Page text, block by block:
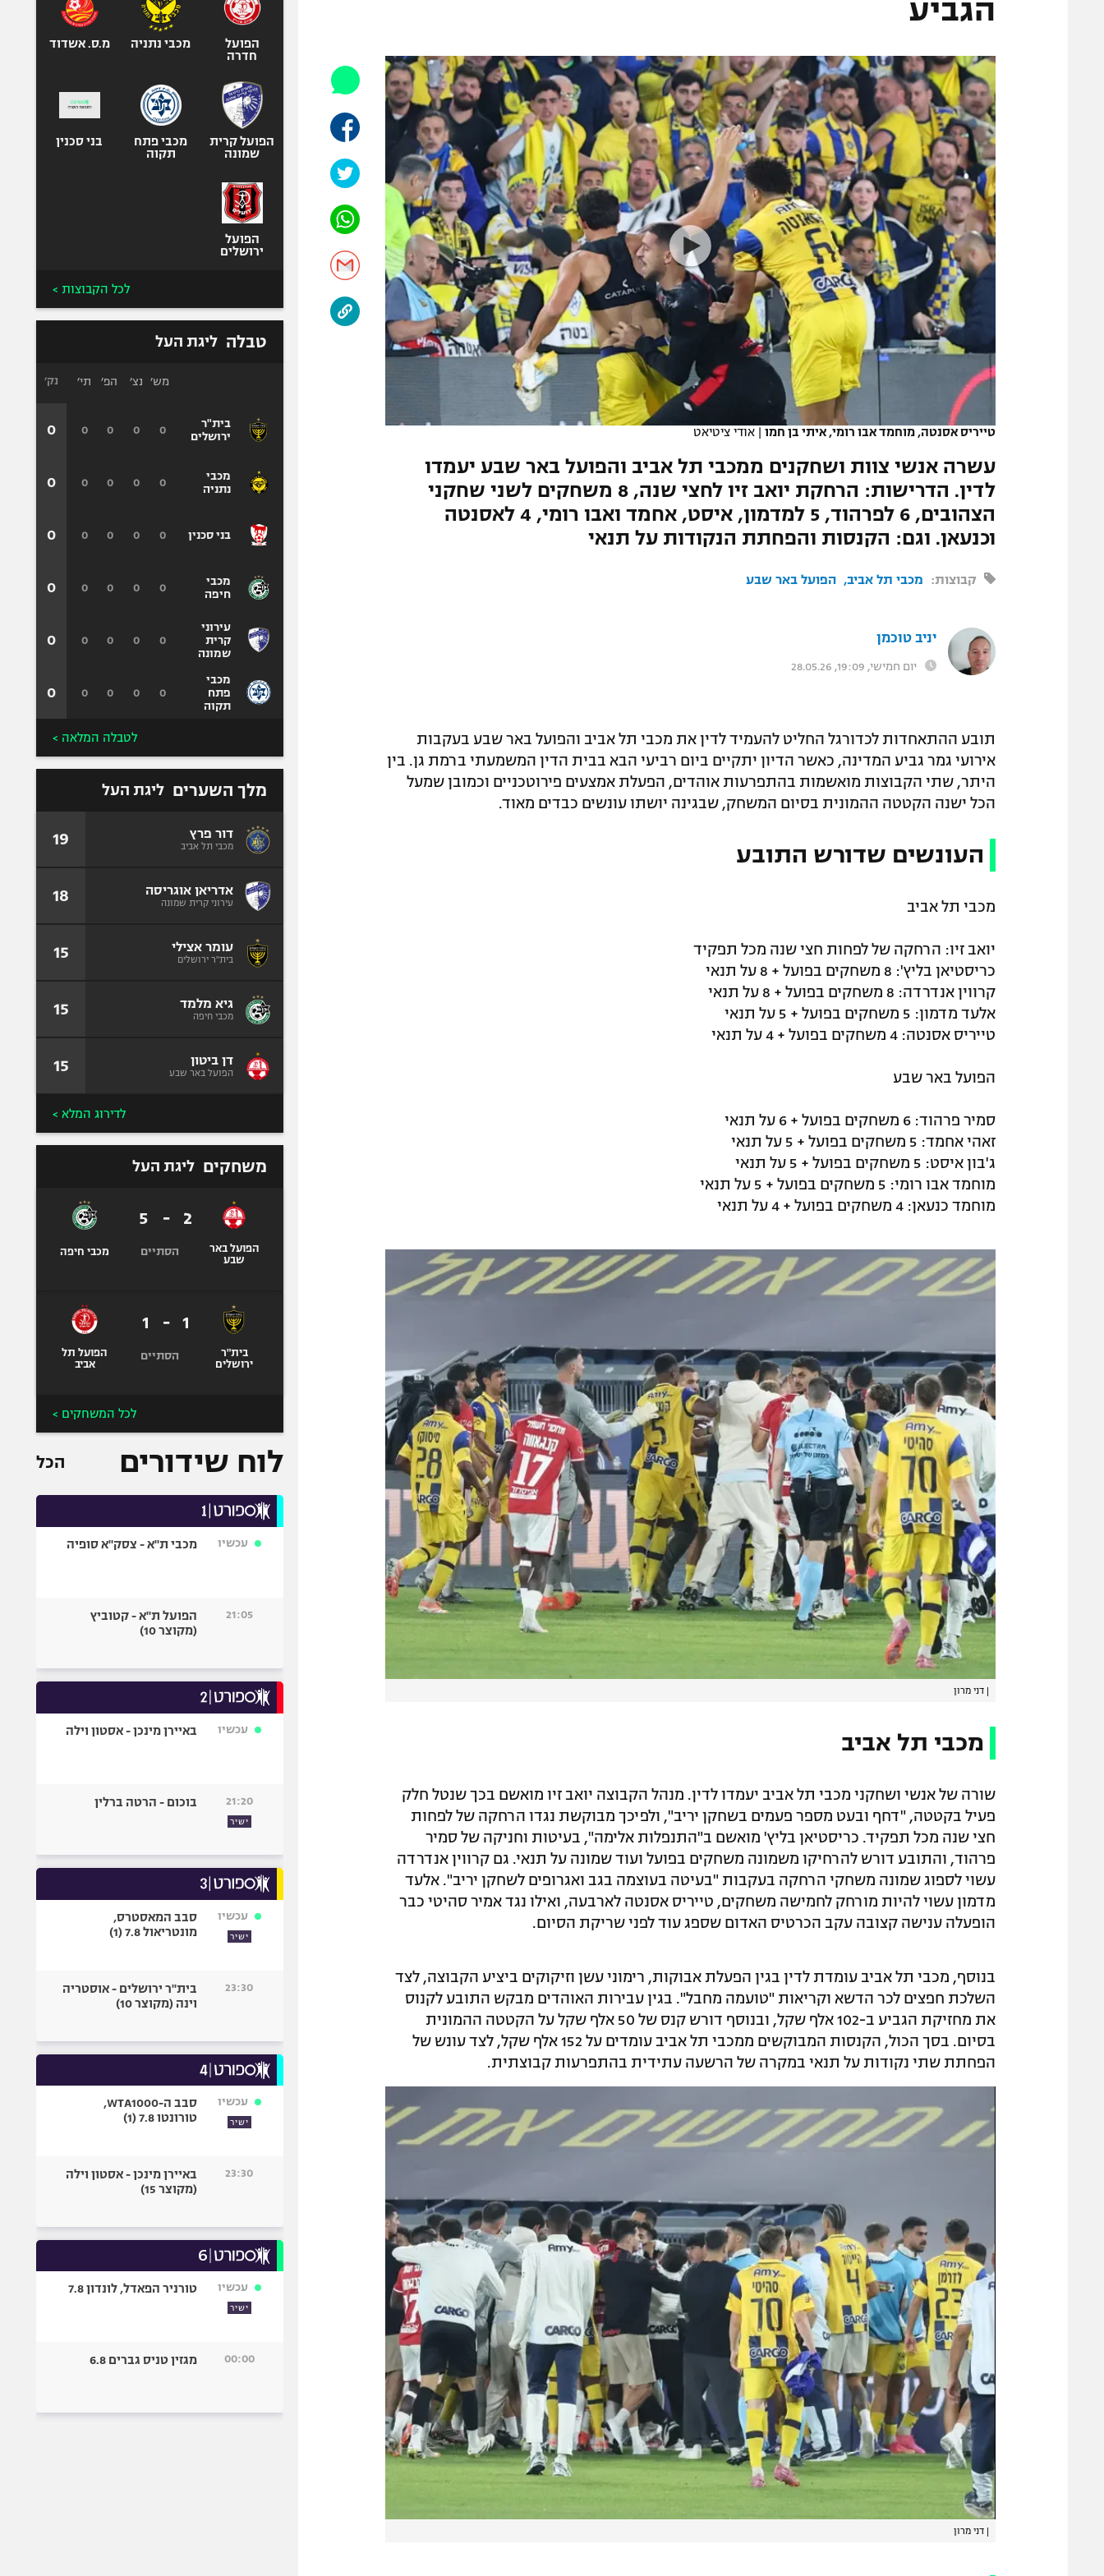
תקנון משתתפים וזוכים בפרסים
תקנון עבור פעילות ספורט 1 – "מרלן"
טניס
גיימינג E-Sports
תנאי שימוש
מדיניות פרטיות
תקנון פעילות ספורט 1
רשיון להקרנה פומבית לבית עסק
הצטרפות לחבילת הערוצים
לוח דרושים – ג'ובנט
תגיות
המגזין
הפועל באר שבע
מכבי נתניה
בני יהודה
ליגות נוספות
אופניים
ספורט מוטורי
פוטבול אמריקאי NFL
בייסבול MLB
ספורט אתגרי
ואקסטרים
הגביע
טייריס אסנטה, מוחמד אבו רומי, איתי בן חמו | אודי ציטיאט
עשרה אנשי צוות ושחקנים ממכבי תל אביב והפועל באר שבע יעמדו
לדין. הדרישות: הרחקת יואב זיו לחצי שנה, 8 משחקים לשני שחקני
הצהובים, 6 לפרהוד, 5 למדמון, איסט, אחמד ואבו רומי, 4 לאסנטה
וכנעאן. וגם: הקנסות והפחתת הנקודות על תנאי
קבוצות: מכבי תל אביב הפועל באר שבע
יניב טוכמן
יום חמישי, 19:09, 28.05.26
תובע ההתאחדות לכדורגל החליט להעמיד לדין את מכבי תל אביב והפועל באר שבע בעקבות
אירועי גמר גביע המדינה, כאשר הדיון יתקיים ביום רביעי הבא בבית הדין המשמעתי ברמת גן. בין
היתר, שתי הקבוצות מואשמות בהתפרעות אוהדים, הפעלת אמצעים פירוטכניים וכמובן שמעל
הכל ישנה הקטטה ההמונית בסיום המשחק, שבגינה יושתו עונשים כבדים מאוד.
העונשים שדורש התובע
מכבי תל אביב
יואב זיו: הרחקה של לפחות חצי שנה מכל תפקיד
כריסטיאן בליץ': 8 משחקים בפועל + 8 על תנאי
קרווין אנדרדה: 8 משחקים בפועל + 8 על תנאי
אלעד מדמון: 5 משחקים בפועל + 5 על תנאי
טייריס אסנטה: 4 משחקים בפועל + 4 על תנאי
הפועל באר שבע
סמיר פרהוד: 6 משחקים בפועל + 6 על תנאי
זאהי אחמד: 5 משחקים בפועל + 5 על תנאי
ג'בון איסט: 5 משחקים בפועל + 5 על תנאי
מוחמד אבו רומי: 5 משחקים בפועל + 5 על תנאי
מוחמד כנעאן: 4 משחקים בפועל + 4 על תנאי
| דני מרון
מכבי תל אביב
שורה של אנשי ושחקני מכבי תל אביב יעמדו לדין. מנהל הקבוצה יואב זיו מואשם בכך שנטל חלק
פעיל בקטטה, "דחף ובעט מספר פעמים בשחקן יריב", ולפיכך מבוקשת נגדו הרחקה של לפחות
חצי שנה מכל תפקיד. כריסטיאן בליץ' מואשם ב"התנפלות אלימה", בעיטות וחניקה של סמיר
פרהוד, והתובע דורש להרחיקו משמונה משחקים בפועל ועוד שמונה על תנאי. גם קרווין אנדרדה
עשוי לספוג שמונה משחקי הרחקה בעקבות "בעיטה בעוצמה בגב ואגרופים לשחקן יריב". אלעד
מדמון עשוי להיות מורחק לחמישה משחקים, טייריס אסנטה לארבעה, ואילו נגד אמיר סהיטי כבר
הופעלה ענישה קצובה עקב הכרטיס האדום שספג עוד לפני שריקת הסיום.
בנוסף, מכבי תל אביב עומדת לדין בגין הפעלת אבוקות, רימוני עשן וזיקוקים ביציע הקבוצה, לצד
השלכת חפצים לכר הדשא וקריאות "טועמה מחבל". בגין עבירות האוהדים מבקש התובע לקנוס
את מחזיקת הגביע ב-102 אלף שקל, ובנוסף דורש קנס של 50 אלף שקל על הקטטה ההמונית
בסיום. בסך הכול, הקנסות המבוקשים ממכבי תל אביב עומדים על 152 אלף שקל, לצד עונש של
הפחתת שתי נקודות על תנאי במקרה של הרשעה עתידית בהתפרעות קבוצתית.
| דני מרון
הפועל
חדרה
מכבי נתניה מ.ס. אשדוד
הפועל קרית
שמונה
מכבי פתח
תקוה
בני סכנין
הפועל
ירושלים
לכל הקבוצות >
טבלה ליגת העל
בית"ר
ירושלים
מכבי
נתניה
בני סכנין
מכבי
חיפה
עירוני
קרית
שמונה
מכבי
פתח
תקוה
מש׳ נצ׳ הפ׳ תי׳
0
0
0
0
0
0
0
0
0
0
0
0
0
0
0
0
0
0
0
0
0
0
0
0
נק׳
0
0
0
0
0
0
לטבלה המלאה >
מלך השערים ליגת העל
דור פרץ
מכבי תל אביב 19
אדריאן אוגריסה
עירוני קרית שמונה 18
עומר אצילי
בית"ר ירושלים 15
גיא מלמד
מכבי חיפה 15
דן ביטון
הפועל באר שבע 15
לדירוג המלא >
משחקים ליגת העל
הפועל באר
שבע
2
-
5
הסתיים מכבי חיפה
בית"ר
ירושלים
1
-
1
הסתיים
הפועל תל
אביב
לכל המשחקים >
לוח שידורים הכל
עכשיו מכבי ת"א - צסק"א סופיה
21:05
הפועל ת"א - קטוביץ
(מקוצר 10)
עכשיו באיירן מינכן - אסטון וילה
21:20
ישיר
בוכום - הרטה ברלין
עכשיו
ישיר
סבב המאסטרס,
מונטריאול 7.8 (1)
23:30
בית"ר ירושלים - אוסטריה
וינה (מקוצר 10)
עכשיו
ישיר
סבב ה-WTA1000,
טורונטו 7.8 (1)
23:30
באיירן מינכן - אסטון וילה
(מקוצר 15)
עכשיו
ישיר
טורניר הפאדל, לונדון 7.8
00:00 מגזין טניס גברים 6.8